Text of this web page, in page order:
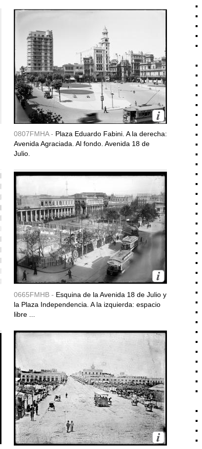
0807FMHA - Plaza Eduardo Fabini. A la derecha:
Avenida Agraciada. Al fondo. Avenida 18 de
Julio.
0665FMHB - Esquina de la Avenida 18 de Julio y
la Plaza Independencia. A la izquierda: espacio
libre ...